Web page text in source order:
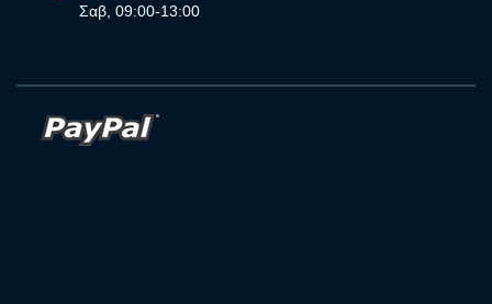
Σαβ, 09:00-13:00